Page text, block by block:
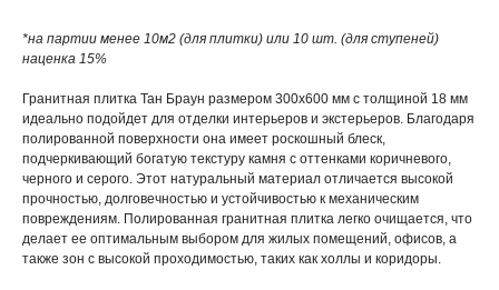
*на партии менее 10м2 (для плитки) или 10 шт. (для ступеней)
наценка 15%
Гранитная плитка Тан Браун размером 300x600 мм с толщиной 18 мм
идеально подойдет для отделки интерьеров и экстерьеров. Благодаря
полированной поверхности она имеет роскошный блеск,
подчеркивающий богатую текстуру камня с оттенками коричневого,
черного и серого. Этот натуральный материал отличается высокой
прочностью, долговечностью и устойчивостью к механическим
повреждениям. Полированная гранитная плитка легко очищается, что
делает ее оптимальным выбором для жилых помещений, офисов, а
также зон с высокой проходимостью, таких как холлы и коридоры.